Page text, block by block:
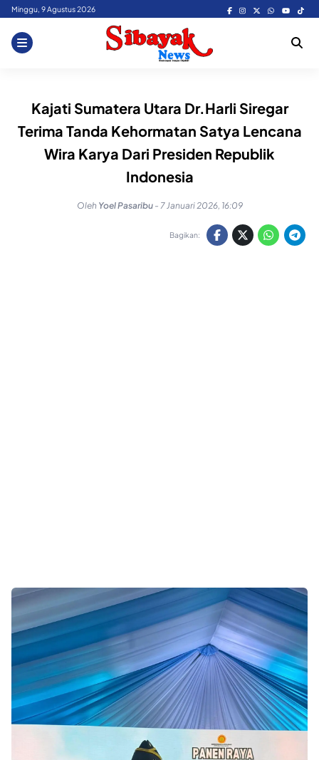
Skip
content
Minggu, 9 Agustus 2026
Kajati Sumatera Utara Dr.Harli Siregar
Terima Tanda Kehormatan Satya Lencana
Wira Karya Dari Presiden Republik
Indonesia
Oleh Yoel Pasaribu - 7 Januari 2026, 16:09
Bagikan: